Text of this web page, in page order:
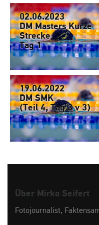
02.06.2023
DM Masters Kurze
Strecke
Tag 1
19.06.2022
DM SMK
(Teil 4, Tag 3 v 3)
Über Mirko Seifert
Fotojournalist,